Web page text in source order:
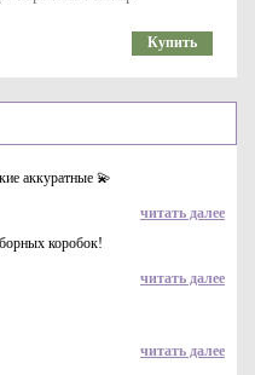
Купить
SweetBox" Стандарт для
бел картона. Р-р
Купить
аккуратные 💫
читать далее
коробок!
читать далее
читать далее